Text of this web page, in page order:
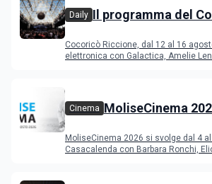
Daily Il programma del
Cocoricò Riccione, dal 12 al 16
elettronica con Galactica, Amelie
Cinema MoliseCinema
MoliseCinema 2026 si svolge dal 4
Casacalenda con Barbara Ronchi,